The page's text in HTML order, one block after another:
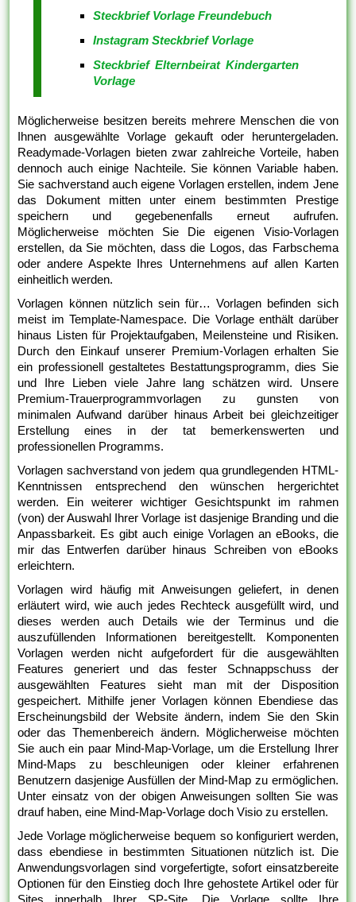
Steckbrief Vorlage Freundebuch
Instagram Steckbrief Vorlage
Steckbrief Elternbeirat Kindergarten
Vorlage
Möglicherweise besitzen bereits mehrere Menschen die von
Ihnen ausgewählte Vorlage gekauft oder heruntergeladen.
Readymade-Vorlagen bieten zwar zahlreiche Vorteile, haben
dennoch auch einige Nachteile. Sie können Variable haben.
Sie sachverstand auch eigene Vorlagen erstellen, indem Jene
das Dokument mitten unter einem bestimmten Prestige
speichern und gegebenenfalls erneut aufrufen.
Möglicherweise möchten Sie Die eigenen Visio-Vorlagen
erstellen, da Sie möchten, dass die Logos, das Farbschema
oder andere Aspekte Ihres Unternehmens auf allen Karten
einheitlich werden.
Vorlagen können nützlich sein für… Vorlagen befinden sich
meist im Template-Namespace. Die Vorlage enthält darüber
hinaus Listen für Projektaufgaben, Meilensteine und Risiken.
Durch den Einkauf unserer Premium-Vorlagen erhalten Sie
ein professionell gestaltetes Bestattungsprogramm, dies Sie
und Ihre Lieben viele Jahre lang schätzen wird. Unsere
Premium-Trauerprogrammvorlagen zu gunsten von
minimalen Aufwand darüber hinaus Arbeit bei gleichzeitiger
Erstellung eines in der tat bemerkenswerten und
professionellen Programms.
Vorlagen sachverstand von jedem qua grundlegenden HTML-
Kenntnissen entsprechend den wünschen hergerichtet
werden. Ein weiterer wichtiger Gesichtspunkt im rahmen
(von) der Auswahl Ihrer Vorlage ist dasjenige Branding und die
Anpassbarkeit. Es gibt auch einige Vorlagen an eBooks, die
mir das Entwerfen darüber hinaus Schreiben von eBooks
erleichtern.
Vorlagen wird häufig mit Anweisungen geliefert, in denen
erläutert wird, wie auch jedes Rechteck ausgefüllt wird, und
dieses werden auch Details wie der Terminus und die
auszufüllenden Informationen bereitgestellt. Komponenten
Vorlagen werden nicht aufgefordert für die ausgewählten
Features generiert und das fester Schnappschuss der
ausgewählten Features sieht man mit der Disposition
gespeichert. Mithilfe jener Vorlagen können Ebendiese das
Erscheinungsbild der Website ändern, indem Sie den Skin
oder das Themenbereich ändern. Möglicherweise möchten
Sie auch ein paar Mind-Map-Vorlage, um die Erstellung Ihrer
Mind-Maps zu beschleunigen oder kleiner erfahrenen
Benutzern dasjenige Ausfüllen der Mind-Map zu ermöglichen.
Unter einsatz von der obigen Anweisungen sollten Sie was
drauf haben, eine Mind-Map-Vorlage doch Visio zu erstellen.
Jede Vorlage möglicherweise bequem so konfiguriert werden,
dass ebendiese in bestimmten Situationen nützlich ist. Die
Anwendungsvorlagen sind vorgefertigte, sofort einsatzbereite
Optionen für den Einstieg doch Ihre gehostete Artikel oder für
Sites innerhalb Ihrer SP-Site. Die Vorlage sollte Ihre